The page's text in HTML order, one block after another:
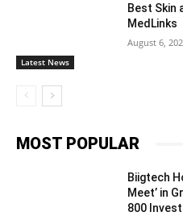
Latest News
Best Skin
MedLinks
August 6,
MOST POPULAR
Biigtech
Meet’ in
800